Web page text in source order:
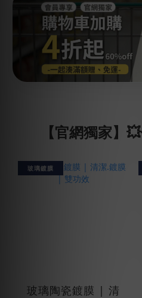
【官網獨家】
玻璃鍍膜
玻璃陶瓷鍍膜 | 清